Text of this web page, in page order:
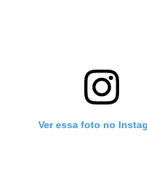
Ver essa foto no